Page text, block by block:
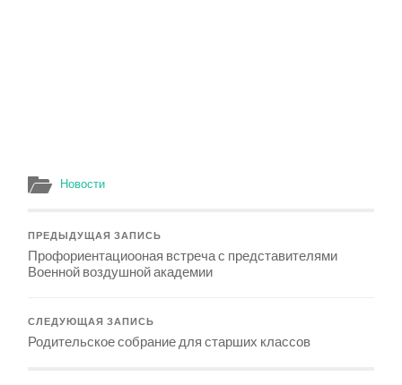
Новости
ПРЕДЫДУЩАЯ ЗАПИСЬ
Профориентациооная встреча с представителями
Военной воздушной академии
СЛЕДУЮЩАЯ ЗАПИСЬ
Родительское собрание для старших классов